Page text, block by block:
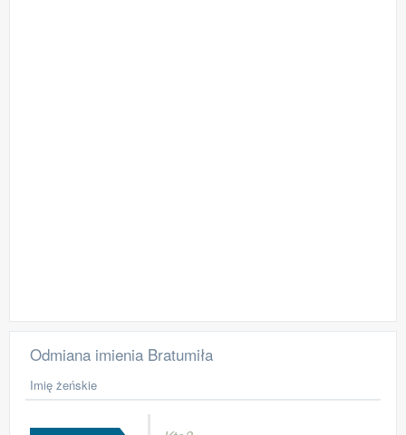
Odmiana imienia Bratumiła
Imię żeńskie